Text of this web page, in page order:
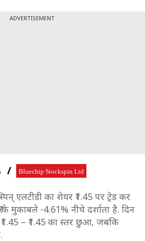
ADVERTISEMENT
Bluechip Stockspin Ltd
एलटीडी का शेयर ₹1.45 पर ट्रेड कर
मुकाबले -4.61% नीचे दर्शाता है. दिन
– ₹1.45 का स्तर छुआ, जबकि